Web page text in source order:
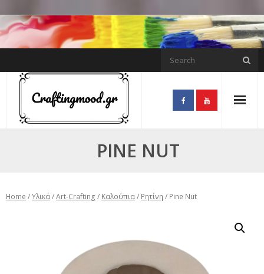
Skip
to
content
PINE NUT
Home /Υλικά/Art-Crafting / Καλούπια/ Ρητίνη / Pine Nut